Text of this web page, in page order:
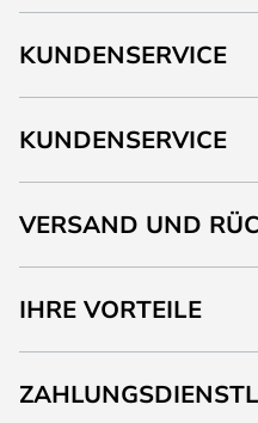
KUNDENSERVICE
KUNDENSERVICE
VERSAND UND
IHRE VORTEILE